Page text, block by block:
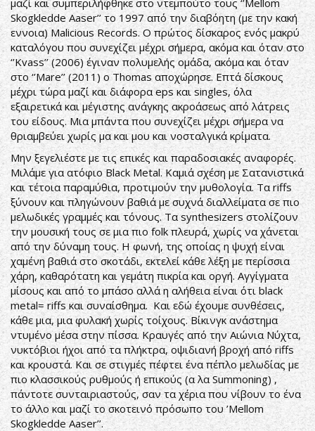
μαζί και συμπεριλήφθηκε στο ντεμπούτο τους ‘’Mellom
Skogkledde Aaser’’ το 1997 από την διαβόητη (με την κακή
εννοια) Malicious Records. Ο πρώτος δίσκαρος ενός μακρύ
καταλόγου που συνεχίζει μέχρι σήμερα, ακόμα και όταν στο
‘’Kvass’’ (2006) έγιναν πολυμελής ομάδα, ακόμα και όταν
στο ‘’Mare’’ (2011) o Thomas αποχώρησε. Επτά δίσκους
μέχρι τώρα μαζί και διάφορα eps και singles, όλα
εξαιρετικά και μέγιστης ανάγκης ακροάσεως από λάτρεις
του είδους. Μια μπάντα που συνεχίζει μέχρι σήμερα να
θριαμβεύει χωρίς μα και μου και νοσταλγικά κρίματα.
Μην ξεγελιέστε με τις επικές και παραδοσιακές αναφορές.
Μιλάμε για ατόφιο Black Metal. Καμιά σχέση με Σατανιστικά
και τέτοια παραμύθια, προτιμούν την μυθολογία. Τα riffs
ξύνουν και πληγώνουν βαθιά με συχνά διαλλείματα σε πιο
μελωδικές γραμμές και τόνους. Τα synthesizers στολίζουν
την μουσική τους σε μια πιο folk πλευρά, χωρίς να χάνεται
από την δύναμη τους. Η φωνή, της οποίας η ψυχή είναι
χαμένη βαθιά στο σκοτάδι, εκτελεί κάθε λέξη με περίσσια
χάρη, καθαρότατη και γεμάτη πικρία και οργή. Αγγίγματα
μίσους και από το μπάσο αλλά η αλήθεια είναι ότι black
metal= riffs και συναίσθημα. Και εδώ έχουμε συνθέσεις,
κάθε μια, μια φυλακή χωρίς τοίχους. Βίκινγκ ανάστημα
ντυμένο μέσα στην πίσσα. Κραυγές από την Αιώνια Νύχτα,
νυκτόβιοι ήχοι από τα πλήκτρα, οψιδιανή βροχή από riffs
και κρουστά. Και σε στιγμές πέφτει ένα πέπλο μελωδίας με
πιο κλασσικούς ρυθμούς ή επικούς (α λα Summoning) ,
πάντοτε συνταιριαστούς, σαν τα χέρια που νίβουν το ένα
το άλλο και μαζί το σκοτεινό πρόσωπο του ’Mellom
Skogkledde Aaser’’.